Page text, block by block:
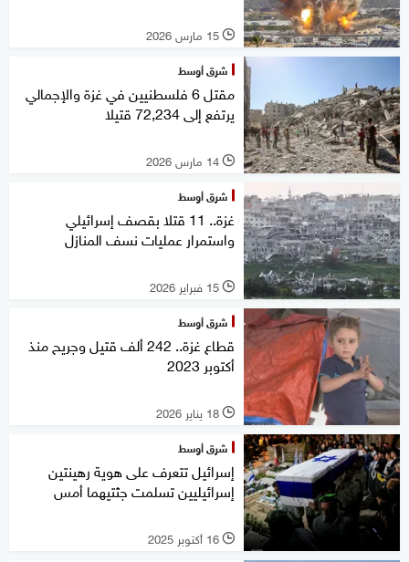
l 15 مارس 2026
شرق أوسط
مقتل 6 فلسطنيين في غزة والإجمالي
يرتفع إلى 72,234 قتيلا
l 14 مارس 2026
شرق أوسط
غزة.. 11 قتلا بقصف إسرائيلي
واستمرار عمليات نسف المنازل
l 15 فبراير 2026
شرق أوسط
قطاع غزة.. 242 ألف قتيل وجريح منذ
أكتوبر 2023
l 18 يناير 2026
شرق أوسط
إسرائيل تتعرف على هوية رهينتين
إسرائيليين تسلمت جثتيهما أمس
l 16 أكتوبر 2025